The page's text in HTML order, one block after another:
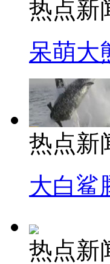
热点新
呆萌大
热点新
大白鲨
热点新